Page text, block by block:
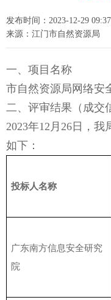
发布时间：2023-12-29
来源：江门市自然资源局
一、项目名称
市自然资源局网络安
二、评审结果（成交
2023年12月26日，
如下：
投标人名称
广东南方信息安全研究
院